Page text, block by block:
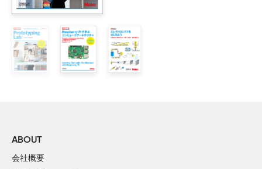
レシピ1.12　Raspberry Piが起動後に自動的にデスクト
レシピ1.14　Raspberry Piカメラモジュールをインストー
    レシピ1.15　Bluetoothを使う
    レシピ2.4　Raspberry Piのネットワーク名を設定する
    レシピ2.5　無線LAN接続を設定する
ABOUT
会社概要